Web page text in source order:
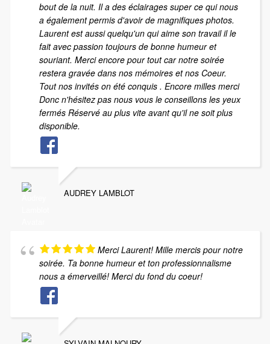
bout de la nuit. Il a des éclairages super ce qui nous
a également permis d'avoir de magnifiques photos.
Laurent est aussi quelqu'un qui aime son travail il le
fait avec passion toujours de bonne humeur et
souriant. Merci encore pour tout car notre soirée
restera gravée dans nos mémoires et nos Coeur.
Tout nos invités on été conquis . Encore milles merci
Donc n'hésitez pas nous vous le conseillons les yeux
fermés Réservé au plus vite avant qu'il ne soit plus
disponible.
AUDREY LAMBLOT
Merci Laurent! Mille mercis pour notre
soirée. Ta bonne humeur et ton professionnalisme
nous a émerveillé! Merci du fond du coeur!